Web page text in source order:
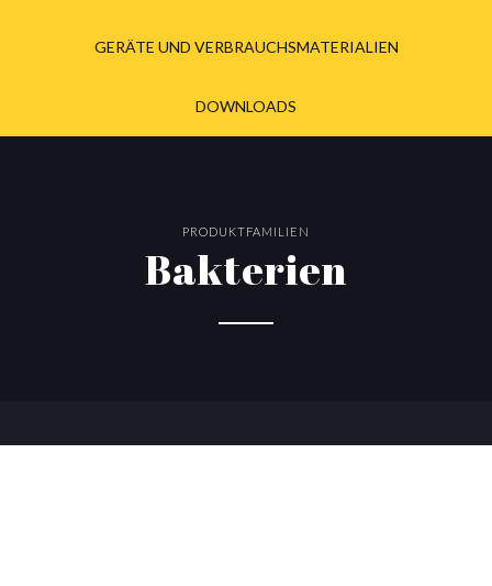
GERÄTE UND VERBRAUCHSMATERIALIEN
DOWNLOADS
PRODUKTFAMILIEN
Bakterien